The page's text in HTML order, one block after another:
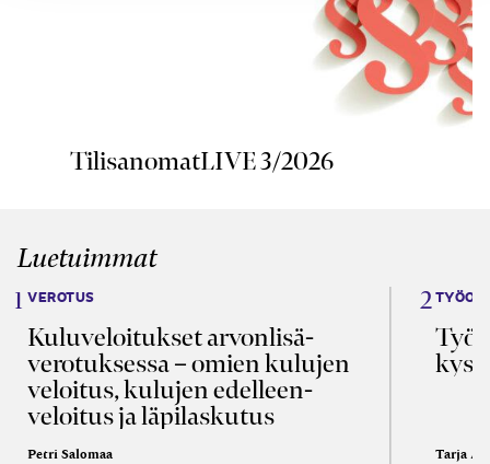
TilisanomatLIVE 3/2026
Luetuimmat
VEROTUS
Kulu­veloitukset arvon­lisä­
verotuksessa – omien kulujen
veloitus, kulujen edelleen­
veloitus ja läpi­laskutus
Petri Salomaa
Tarja